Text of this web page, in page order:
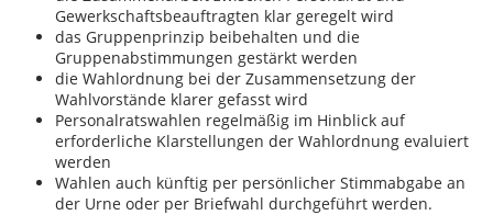
Gewerkschaftsbeauftragten klar geregelt wird
das Gruppenprinzip beibehalten und die
Gruppenabstimmungen gestärkt werden
die Wahlordnung bei der Zusammensetzung der
Wahlvorstände klarer gefasst wird
Personalratswahlen regelmäßig im Hinblick auf
erforderliche Klarstellungen der Wahlordnung evaluiert
werden
Wahlen auch künftig per persönlicher Stimmabgabe an
der Urne oder per Briefwahl durchgeführt werden.